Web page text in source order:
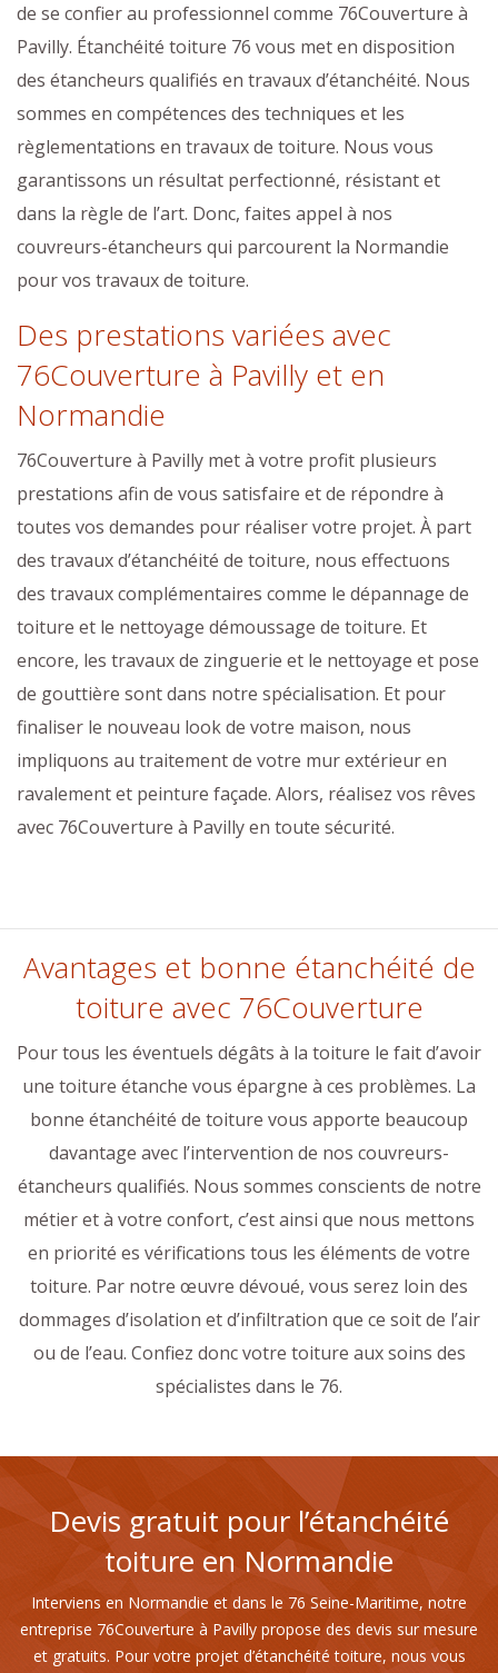
de se confier au professionnel comme 76Couverture à
Pavilly. Étanchéité toiture 76 vous met en disposition
des étancheurs qualifiés en travaux d’étanchéité. Nous
sommes en compétences des techniques et les
règlementations en travaux de toiture. Nous vous
garantissons un résultat perfectionné, résistant et
dans la règle de l’art. Donc, faites appel à nos
couvreurs-étancheurs qui parcourent la Normandie
pour vos travaux de toiture.
Des prestations variées avec
76Couverture à Pavilly et en
Normandie
76Couverture à Pavilly met à votre profit plusieurs
prestations afin de vous satisfaire et de répondre à
toutes vos demandes pour réaliser votre projet. À part
des travaux d’étanchéité de toiture, nous effectuons
des travaux complémentaires comme le dépannage de
toiture et le nettoyage démoussage de toiture. Et
encore, les travaux de zinguerie et le nettoyage et pose
de gouttière sont dans notre spécialisation. Et pour
finaliser le nouveau look de votre maison, nous
impliquons au traitement de votre mur extérieur en
ravalement et peinture façade. Alors, réalisez vos rêves
avec 76Couverture à Pavilly en toute sécurité.
Avantages et bonne étanchéité de
toiture avec 76Couverture
Pour tous les éventuels dégâts à la toiture le fait d’avoir
une toiture étanche vous épargne à ces problèmes. La
bonne étanchéité de toiture vous apporte beaucoup
davantage avec l’intervention de nos couvreurs-
étancheurs qualifiés. Nous sommes conscients de notre
métier et à votre confort, c’est ainsi que nous mettons
en priorité es vérifications tous les éléments de votre
toiture. Par notre œuvre dévoué, vous serez loin des
dommages d’isolation et d’infiltration que ce soit de l’air
ou de l’eau. Confiez donc votre toiture aux soins des
spécialistes dans le 76.
Devis gratuit pour l’étanchéité
toiture en Normandie
Interviens en Normandie et dans le 76 Seine-Maritime, notre
entreprise 76Couverture à Pavilly propose des devis sur mesure
et gratuits. Pour votre projet d’étanchéité toiture, nous vous